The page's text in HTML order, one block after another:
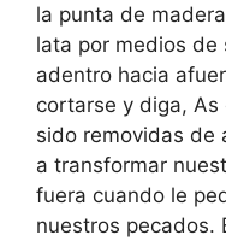
la punta de
lata por medios de
adentro hacia
cortarse y diga,
sido removidas de
a transformar
fuera cuando le
nuestros pecados.